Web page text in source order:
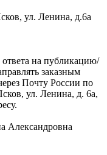
ул. Ленина, д.6а
на публикацию/
заказным
Почту России по
ул. Ленина, д. 6а,
Александровна